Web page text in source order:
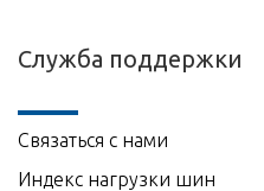
Служба поддержки
Связаться с нами
Индекс нагрузки шин